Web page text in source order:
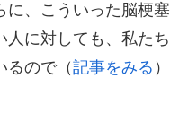
、こういった脳梗
に対しても、私た
るので（記事をみる